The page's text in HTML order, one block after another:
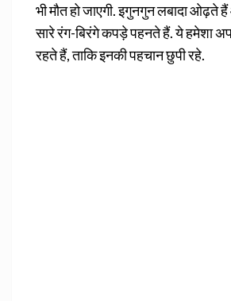
भी मौत हो जाएगी. इगुनगुन लबादा ओढ़ते
सारे रंग-बिरंगे कपड़े पहनते हैं. ये हमेशा
रहते हैं, ताकि इनकी पहचान छुपी रहे.